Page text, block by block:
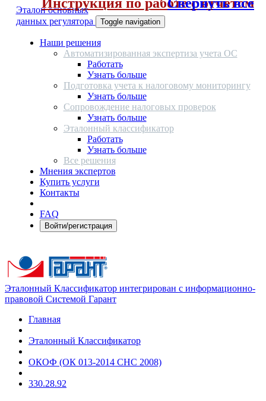
Эталон основных
данных регулятора
Toggle navigation
Наши решения
Автоматизированная экспертиза учета ОС
Работать
Узнать больше
Подготовка учета к налоговому мониторингу
Узнать больше
Сопровождение налоговых проверок
Узнать больше
Эталонный классификатор
Работать
Узнать больше
Все решения
Мнения экспертов
Купить услуги
Контакты
FAQ
Войти/регистрация
Эталонный Классификатор интегрирован с информационно-
правовой Системой Гарант
Главная
Эталонный Классификатор
ОКОФ (ОК 013-2014 СНС 2008)
330.28.92